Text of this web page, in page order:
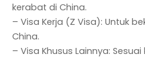
kerabat di China.
– Visa Kerja (Z Visa): Untuk
China.
– Visa Khusus Lainnya: